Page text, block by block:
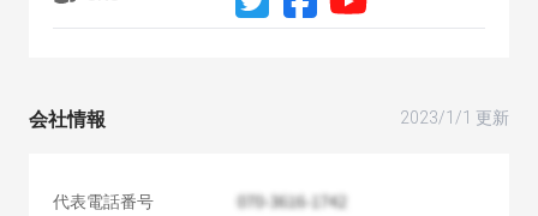
会社情報 2023/1/1 更新
代表電話番号